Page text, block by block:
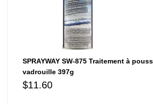
SPRAYWAY SW-875 Traitement à
vadrouille 397g
$11.60